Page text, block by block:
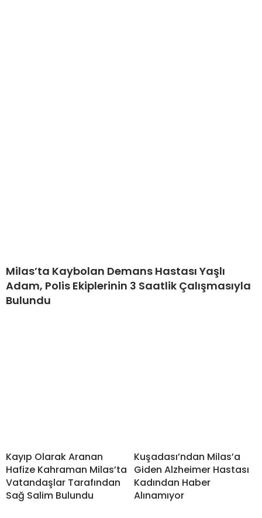
Milas’ta Kaybolan Demans Hastası Yaşlı
Adam, Polis Ekiplerinin 3 Saatlik Çalışmasıyla
Bulundu
Kayıp Olarak Aranan
Hafize Kahraman Milas’ta
Vatandaşlar Tarafından
Sağ Salim Bulundu
Kuşadası’ndan Milas’a
Giden Alzheimer Hastası
Kadından Haber
Alınamıyor